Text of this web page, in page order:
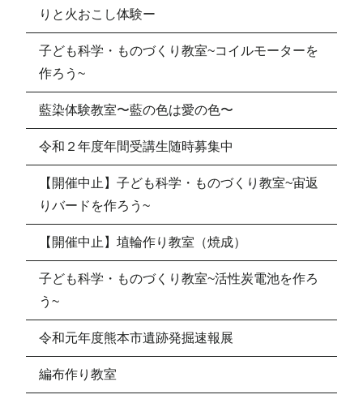
りと火おこし体験ー
子ども科学・ものづくり教室~コイルモーターを
作ろう~
藍染体験教室〜藍の色は愛の色〜
令和２年度年間受講生随時募集中
【開催中止】子ども科学・ものづくり教室~宙返
りバードを作ろう~
【開催中止】埴輪作り教室（焼成）
子ども科学・ものづくり教室~活性炭電池を作ろ
う~
令和元年度熊本市遺跡発掘速報展
編布作り教室